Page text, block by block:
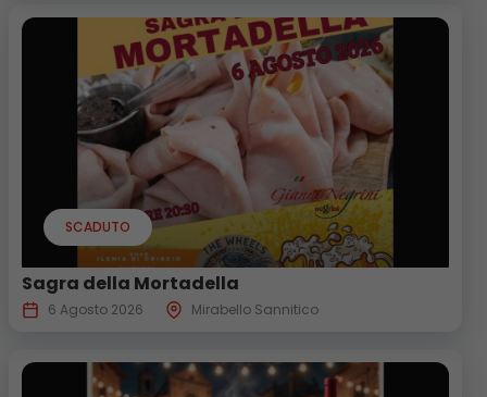
SCADUTO
Sagra della Mortadella
6 Agosto 2026 Mirabello Sannitico